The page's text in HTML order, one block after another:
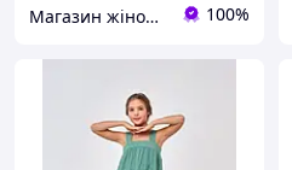
Магазин жіночого та дитячого одягу "Sunshine" 100%